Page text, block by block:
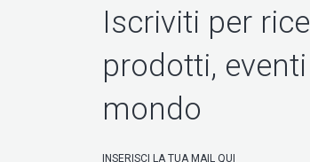
Iscriviti per
prodotti,
mondo